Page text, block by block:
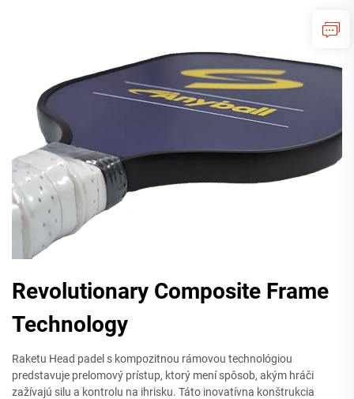
Revolutionary Composite Frame
Technology
Raketu Head padel s kompozitnou rámovou technológiou
predstavuje prelomový prístup, ktorý mení spôsob, akým hráči
zažívajú silu a kontrolu na ihrisku. Táto inovatívna konštrukcia